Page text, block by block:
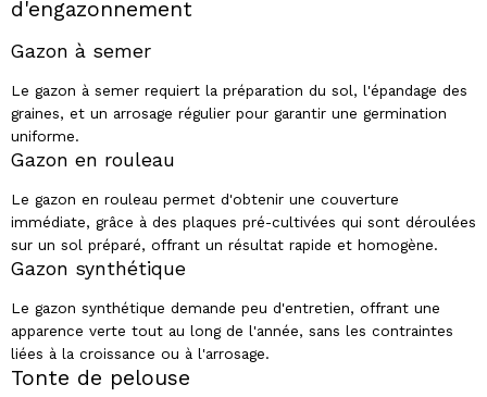
d'engazonnement
Gazon à semer
Le gazon à semer requiert la préparation du sol, l'épandage des
graines, et un arrosage régulier pour garantir une germination
uniforme.
Gazon en rouleau
Le gazon en rouleau permet d'obtenir une couverture
immédiate, grâce à des plaques pré-cultivées qui sont déroulées
sur un sol préparé, offrant un résultat rapide et homogène.
Gazon synthétique
Le gazon synthétique demande peu d'entretien, offrant une
apparence verte tout au long de l'année, sans les contraintes
liées à la croissance ou à l'arrosage.
Tonte de pelouse